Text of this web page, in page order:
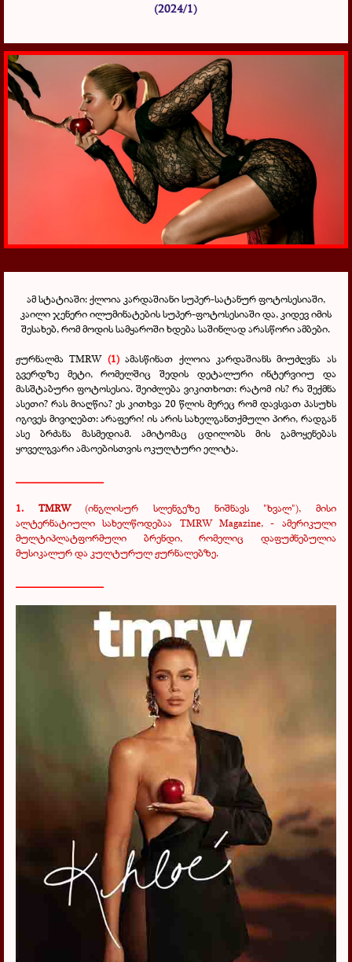
(2024/1)
ამ სტატიაში: ქლოია კარდაშიანი სუპერ-სატანურ ფოტოსესიაში,
კაილი ჯენერი ილუმინატების სუპერ-ფოტოსესიაში და, კიდევ იმის
შესახებ, რომ მოდის სამყაროში ხდება საშინლად არასწორი ამბები.
ჟურნალმა TMRW (1)ამასწინათ ქლოია კარდაშიანს მიუძღვნა ას
გვერდზე მეტი, რომელშიც შედის დეტალური ინტერვიიუ და
მასშტაბური ფოტოსესია. შეიძლება ვიკითხოთ: რატომ ის? რა შექმნა
ასეთი? რას მიაღწია? ეს კითხვა 20 წლის მერეც რომ დავსვათ პასუხს
იგივეს მივიღებთ: არაფერი! ის არის სახელგანთქმული პირი, რადგან
ასე ბრძანა მასმედიამ. ამიტომაც ცდილობს მის გამოყენებას
ყოველგვარი ამაოებისთვის ოკულტური ელიტა.
1. TMRW(ინგლისურ სლენგეზე ნიშნავს "ხვალ"), მისი
ალტერნატიული სახელწოდებაა TMRW Magazine, - ამერიკული
მულტიპლატფორმული ბრენდი, რომელიც დაფუძნებულია
მუსიკალურ და კულტურულ ჟურნალებზე.